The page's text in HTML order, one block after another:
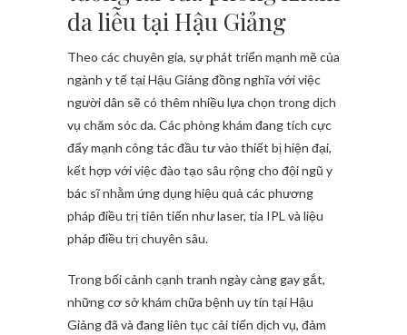
da liễu tại Hậu Giảng
Theo các chuyên gia, sự phát triển mạnh mẽ của
ngành y tế tại Hậu Giảng đồng nghĩa với việc
người dân sẽ có thêm nhiều lựa chọn trong dịch
vụ chăm sóc da. Các phòng khám đang tích cực
đẩy mạnh công tác đầu tư vào thiết bị hiện đại,
kết hợp với việc đào tạo sâu rộng cho đội ngũ y
bác sĩ nhằm ứng dụng hiệu quả các phương
pháp điều trị tiên tiến như laser, tia IPL và liệu
pháp điều trị chuyên sâu.
Trong bối cảnh cạnh tranh ngày càng gay gắt,
những cơ sở khám chữa bệnh uy tín tại Hậu
Giảng đã và đang liên tục cải tiến dịch vụ, đảm